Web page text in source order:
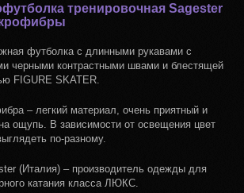
тренировочная Sagester
футболка с длинными рукавами с
черными контрастными швами и блестящей
FIGURE SKATER.
– легкий материал, очень приятный и
ощупь. В зависимости от освещения цвет
по-разному.
(Италия) – производитель одежды для
катания класса ЛЮКС.